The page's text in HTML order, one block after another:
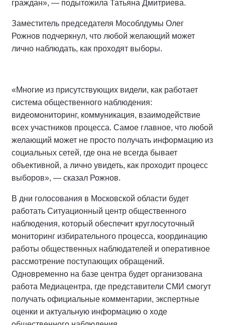
граждан», — подытожила Татьяна Дмитриева.
Заместитель председателя Мособлдумы Олег
Рожнов подчеркнул, что любой желающий может
лично наблюдать, как проходят выборы.
«Многие из присутствующих видели, как работает
система общественного наблюдения:
видеомониторинг, коммуникация, взаимодействие
всех участников процесса. Самое главное, что любой
желающий может не просто получать информацию из
социальных сетей, где она не всегда бывает
объективной, а лично увидеть, как проходит процесс
выборов», — сказал Рожнов.
В дни голосования в Московской области будет
работать Ситуационный центр общественного
наблюдения, который обеспечит круглосуточный
мониторинг избирательного процесса, координацию
работы общественных наблюдателей и оперативное
рассмотрение поступающих обращений.
Одновременно на базе центра будет организована
работа Медиацентра, где представители СМИ смогут
получать официальные комментарии, экспертные
оценки и актуальную информацию о ходе